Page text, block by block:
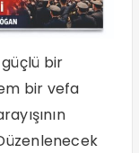
bir
bir vefa